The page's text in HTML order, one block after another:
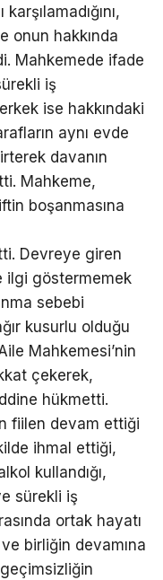
onun hakkında
Mahkemede ifade
iş
ise hakkındaki
aynı evde
davanın
Mahkeme,
boşanmasına
Devreye giren
ilgi göstermemek
sebebi
kusurlu olduğu
Mahkemesi’nin
çekerek,
hükmetti.
fiilen devam ettiği
ihmal ettiği,
kullandığı,
sürekli iş
ortak hayatı
birliğin devamına